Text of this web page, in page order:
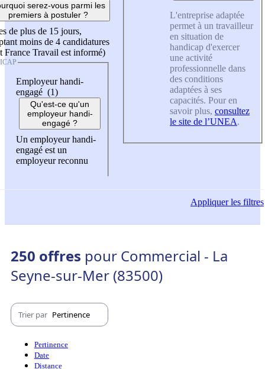
serez-vous parmi les
premiers à postuler ?
de plus de 15 jours,
moins de 4 candidatures
France Travail est informé)
Employeur handi-
engagé (1)
Qu'est-ce qu'un
employeur handi-
engagé ?
Un employeur handi-
engagé est un
employeur reconnu
L'entreprise adaptée
permet à un travailleur
en situation de
handicap d'exercer
une activité
professionnelle dans
des conditions
adaptées à ses
capacités. Pour en
savoir plus, consultez
le site de l’UNEA.
Appliquerles filtres
250 offres pour Commercial - La
Seyne-sur-Mer (83500)
Trier par Pertinence
Pertinence
Date
Distance